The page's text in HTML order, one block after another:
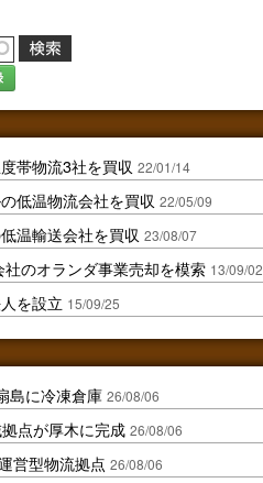
帯物流3社を買収 22/01/14
低温物流会社を買収 22/05/09
温輸送会社を買収 23/08/07
のオランダ事業売却を模索 13/09/02
を設立 15/09/25
島に冷凍倉庫 26/08/06
点が厚木に完成 26/08/06
営型物流拠点 26/08/06